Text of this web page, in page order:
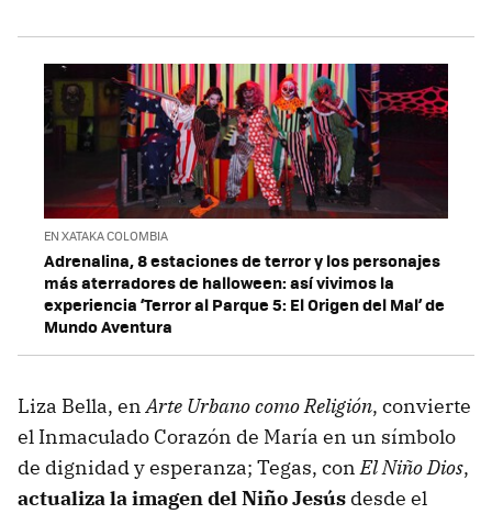
EN XATAKA COLOMBIA
Adrenalina, 8 estaciones de terror y los personajes
más aterradores de halloween: así vivimos la
experiencia ‘Terror al Parque 5: El Origen del Mal’ de
Mundo Aventura
Liza Bella, enArte Urbano como Religión, convierte
el Inmaculado Corazón de María en un símbolo
de dignidad y esperanza; Tegas, conEl Niño Dios,
actualiza la imagen del Niño Jesús desde el